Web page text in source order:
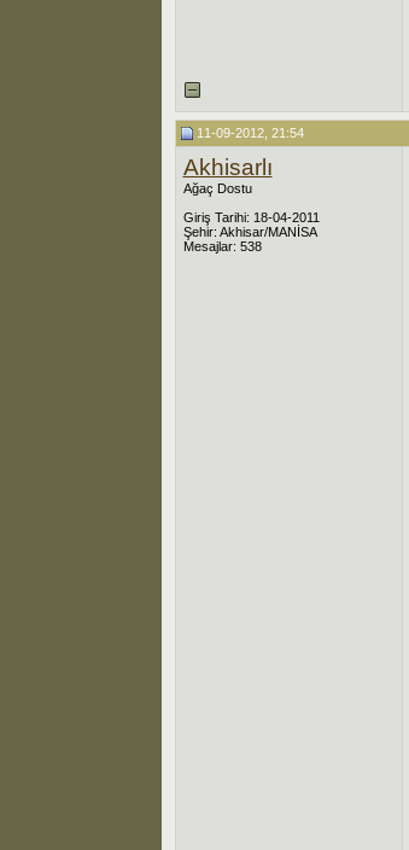
11-09-2012, 21:54
Akhisarlı
Ağaç Dostu
Giriş Tarihi: 18-04-2011
Şehir: Akhisar/MANİSA
Mesajlar: 538